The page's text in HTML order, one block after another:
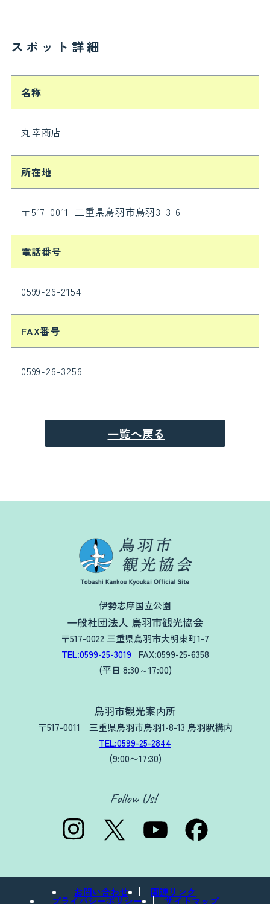
スポット詳細
名称
丸幸商店
所在地
〒517-0011 三重県鳥羽市鳥羽3-3-6
電話番号
0599-26-2154
FAX番号
0599-26-3256
一覧へ戻る
伊勢志摩国立公園
一般社団法人 鳥羽市観光協会
〒517-0022 三重県鳥羽市大明東町1-7
TEL:0599-25-3019
FAX:0599-25-6358
(平日 8:30～17:00)
鳥羽市観光案内所
〒517-0011 三重県鳥羽市鳥羽1-8-13 鳥羽駅構内
TEL:0599-25-2844
(9:00〜17:30)
お問い合わせ 関連リンク
プライバシーポリシー サイトマップ